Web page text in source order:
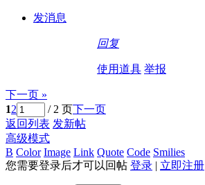
发消息
回复
使用道具 举报
下一页 »
12 / 2 页下一页
返回列表 发新帖
高级模式
B Color Image Link Quote Code Smilies
您需要登录后才可以回帖 登录 | 立即注册